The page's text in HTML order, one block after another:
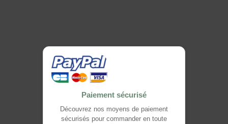
Paiement sécurisé
Découvrez nos moyens de paiement
sécurisés pour commander en toute